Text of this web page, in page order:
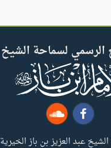
الرسمي لسماحة الشيخ
عبد العزيز بن باز الخيرية